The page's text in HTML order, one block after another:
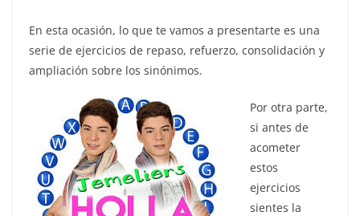
En esta ocasión, lo que te vamos a presentarte es una
serie de ejercicios de repaso, refuerzo, consolidación y
ampliación sobre los sinónimos.
Por otra parte,
si antes de
acometer
estos
ejercicios
sientes la